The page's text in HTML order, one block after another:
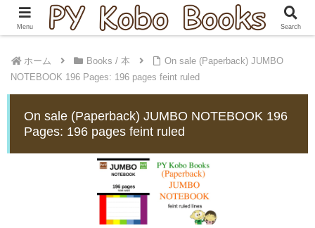
ホーム Books / 本
On sale (Paperback) JUMBO
NOTEBOOK 196 Pages: 196 pages feint ruled
On sale (Paperback) JUMBO NOTEBOOK 196
Pages: 196 pages feint ruled
Menu Search